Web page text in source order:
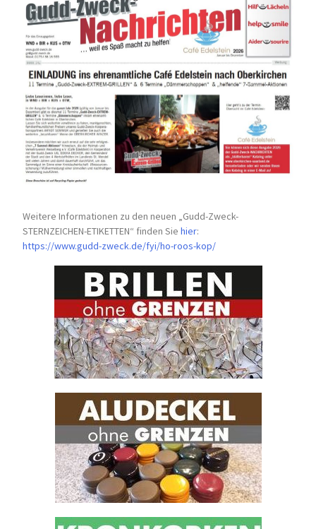
Weitere Informationen zu den neuen „Gudd-Zweck-
STERNZEICHEN-ETIKETTEN“ finden Siehier:
https://www.gudd-zweck.de/fyi/ho-roos-kop/